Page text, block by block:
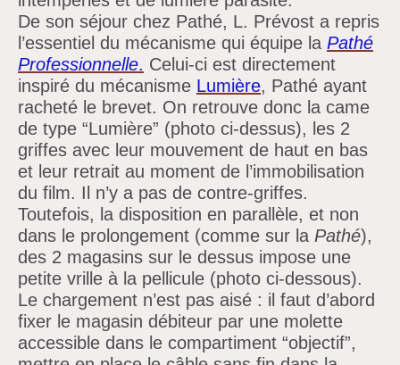
De son séjour chez Pathé, L. Prévost a repris
l’essentiel du mécanisme qui équipe la Pathé
Professionnelle. Celui-ci est directement
inspiré du mécanisme Lumière, Pathé ayant
racheté le brevet. On retrouve donc la came
de type “Lumière” (photo ci-dessus), les 2
griffes avec leur mouvement de haut en bas
et leur retrait au moment de l’immobilisation
du film. Il n’y a pas de contre-griffes.
Toutefois, la disposition en parallèle, et non
dans le prolongement (comme sur la Pathé),
des 2 magasins sur le dessus impose une
petite vrille à la pellicule (photo ci-dessous).
Le chargement n’est pas aisé : il faut d’abord
fixer le magasin débiteur par une molette
accessible dans le compartiment “objectif”,